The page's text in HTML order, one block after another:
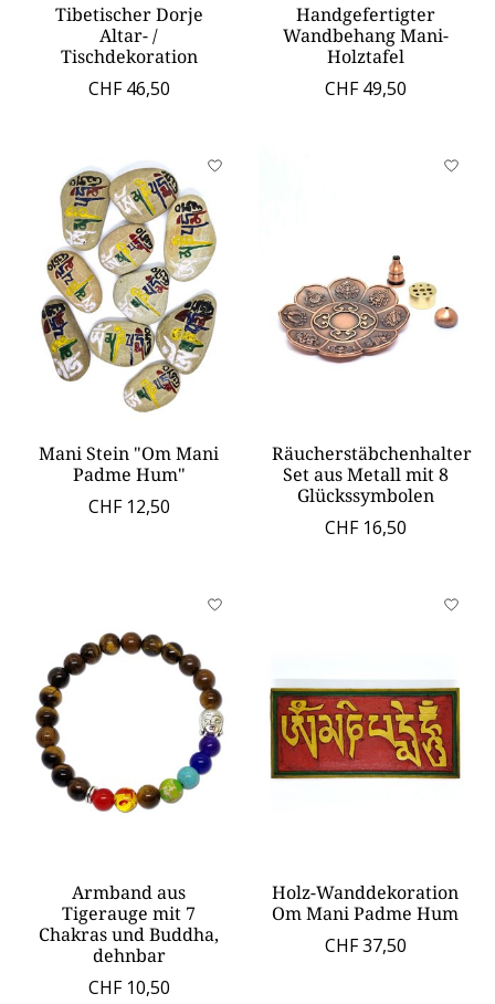
Tibetischer Dorje
Altar- /
Tischdekoration
CHF 46,50
Handgefertigter
Wandbehang Mani-
Holztafel
CHF 49,50
Mani Stein "Om Mani
Padme Hum"
CHF 12,50
Räucherstäbchenhalter
Set aus Metall mit 8
Glückssymbolen
CHF 16,50
Armband aus
Tigerauge mit 7
Chakras und Buddha,
dehnbar
CHF 10,50
Holz-Wanddekoration
Om Mani Padme Hum
CHF 37,50